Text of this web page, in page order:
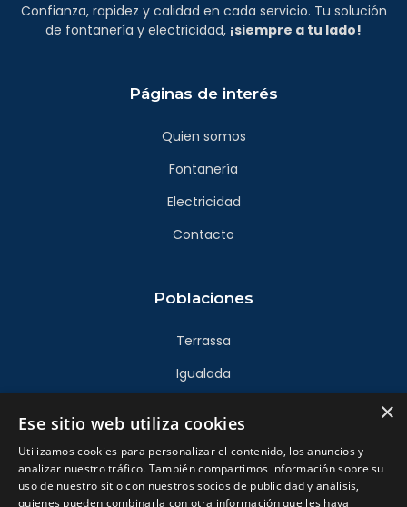
Confianza, rapidez y calidad en cada servicio. Tu solución
de fontanería y electricidad, ¡siempre a tu lado!
Páginas de interés
Quien somos
Fontanería
Electricidad
Contacto
Poblaciones
Terrassa
Igualada
Sant Cugat
×
Ese sitio web utiliza cookies
Utilizamos cookies para personalizar el contenido, los anuncios y
analizar nuestro tráfico. También compartimos información sobre su
uso de nuestro sitio con nuestros socios de publicidad y análisis,
quienes pueden combinarla con otra información que les haya